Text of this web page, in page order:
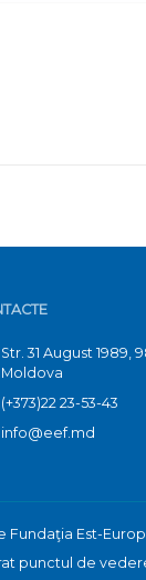
Str. 31 August 1989,
Moldova
(+373)22 23-53-43
info@eef.md
Est-
punctul de